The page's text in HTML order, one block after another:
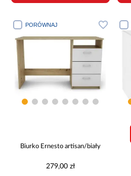
PORÓWNAJ
Biurko Ernesto artisan/biały
279,00 zł